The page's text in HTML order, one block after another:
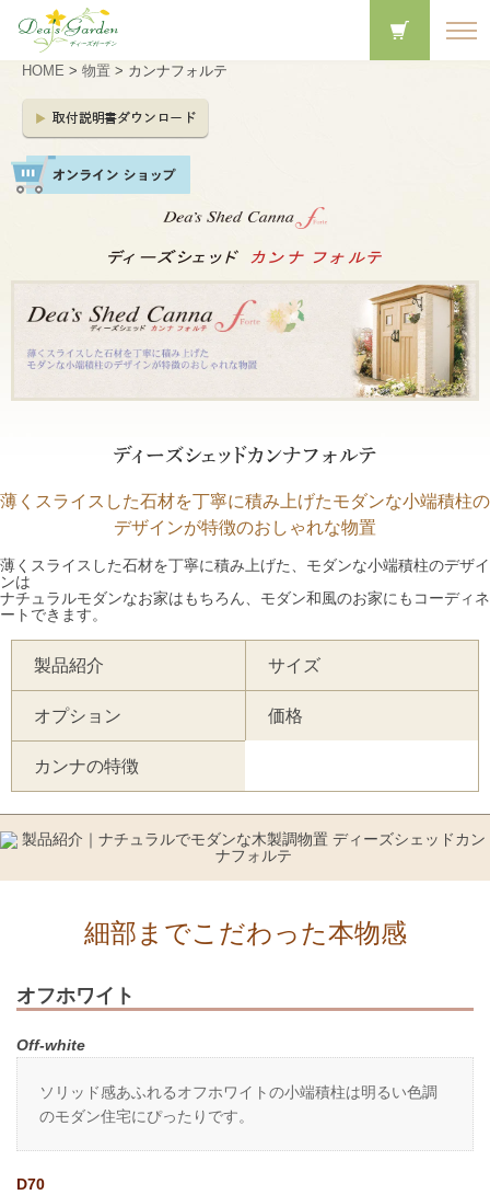
HOME > 物置 > カンナフォルテ
薄くスライスした石材を丁寧に積み上げたモダンな小端積柱の
デザインが特徴のおしゃれな物置
薄くスライスした石材を丁寧に積み上げた、モダンな小端積柱のデザイ
ンは
ナチュラルモダンなお家はもちろん、モダン和風のお家にもコーディネ
ートできます。
製品紹介 サイズ
オプション 価格
カンナの特徴
細部までこだわった本物感
オフホワイト
Off-white
ソリッド感あふれるオフホワイトの小端積柱は明るい色調
のモダン住宅にぴったりです。
D70